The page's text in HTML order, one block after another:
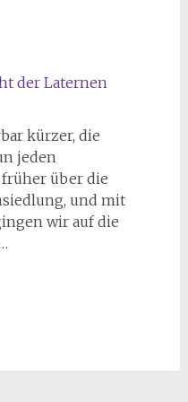
der Laternen
kürzer, die
jeden
über die
und mit
wir auf die